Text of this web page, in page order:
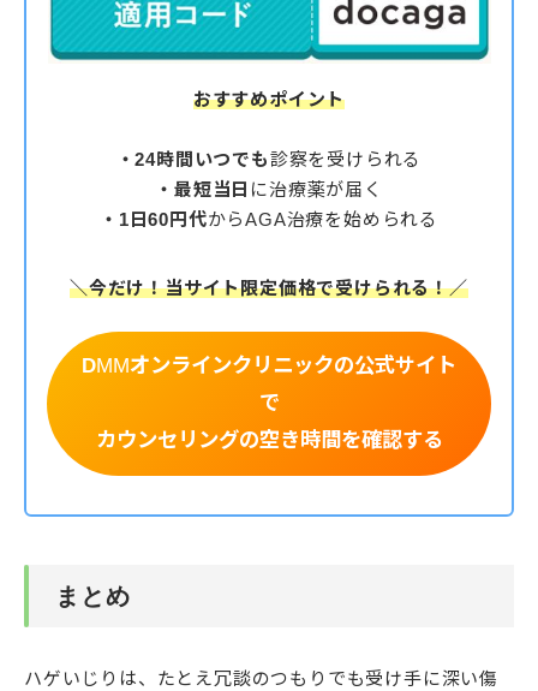
おすすめポイント
・24時間いつでも診察を受けられる
・最短当日 に治療薬が届く
・1日60円代からAGA治療を始められる
＼今だけ！当サイト限定価格で受けられる！／
DMMオンラインクリニックの公式サイト
で
カウンセリングの空き時間を確認する
まとめ
ハゲいじりは、たとえ冗談のつもりでも受け手に深い傷